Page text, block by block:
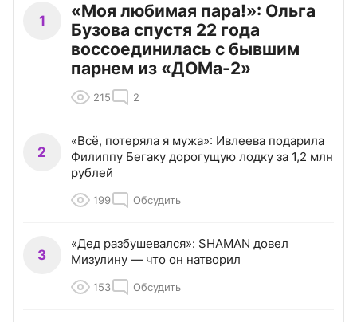
1
«Моя любимая пара!»: Ольга
Бузова спустя 22 года
воссоединилась с бывшим
парнем из «ДОМа-2»
215 2
2
«Всё, потеряла я мужа»: Ивлеева подарила
Филиппу Бегаку дорогущую лодку за 1,2 млн
рублей
199 Обсудить
3
«Дед разбушевался»: SHAMAN довел
Мизулину — что он натворил
153 Обсудить